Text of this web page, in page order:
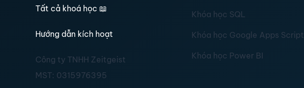
Tất cả khoá học 📖
Hướng dẫn kích hoạt
Công ty TNHH Zeitgeist
MST: 0315976395
Khóa học SQL
Khóa học Google Apps Script
Khóa học Power BI